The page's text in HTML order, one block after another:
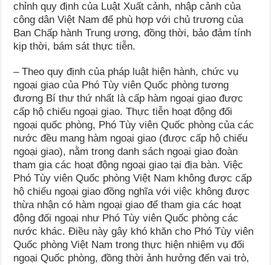
chỉnh quy định của Luật Xuất cảnh, nhập cảnh của
công dân Việt Nam để phù hợp với chủ trương của
Ban Chấp hành Trung ương, đồng thời, bảo đảm tính
kịp thời, bám sát thực tiễn.
– Theo quy định của pháp luật hiện hành, chức vụ
ngoại giao của Phó Tùy viên Quốc phòng tương
đương Bí thư thứ nhất là cấp hàm ngoại giao được
cấp hộ chiếu ngoại giao. Thực tiễn hoạt động đối
ngoại quốc phòng, Phó Tùy viên Quốc phòng của các
nước đều mang hàm ngoại giao (được cấp hộ chiếu
ngoại giao), nằm trong danh sách ngoại giao đoàn
tham gia các hoạt động ngoại giao tại địa bàn. Việc
Phó Tùy viên Quốc phòng Việt Nam không được cấp
hộ chiếu ngoại giao đồng nghĩa với việc không được
thừa nhận có hàm ngoại giao để tham gia các hoạt
động đối ngoại như Phó Tùy viên Quốc phòng các
nước khác. Điều này gây khó khăn cho Phó Tùy viên
Quốc phòng Việt Nam trong thực hiện nhiệm vụ đối
ngoại Quốc phòng, đồng thời ảnh hưởng đến vai trò,